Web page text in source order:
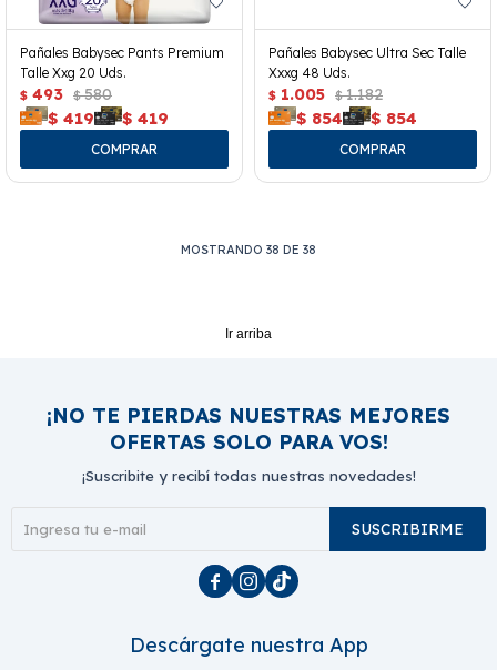
Pañales Babysec Pants Premium
Talle Xxg 20 Uds.
$ 493 $ 580
$ 419 $ 419
Pañales Babysec Ultra Sec Talle
Xxxg 48 Uds.
$ 1.005 $ 1.182
$ 854 $ 854
MOSTRANDO 38 DE 38
Ir arriba
¡NO TE PIERDAS NUESTRAS MEJORES
OFERTAS SOLO PARA VOS!
¡Suscribite y recibí todas nuestras novedades!
SUSCRIBIRME
  
Descárgate nuestra App